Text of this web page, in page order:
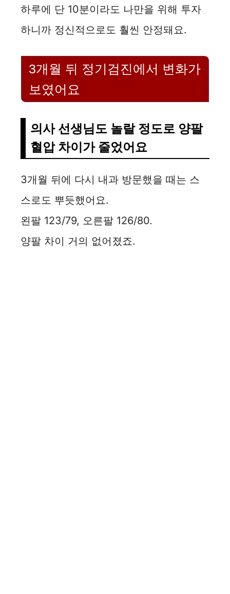
하루에 단 10분이라도 나만을 위해 투자
하니까 정신적으로도 훨씬 안정돼요.
3개월 뒤 정기검진에서 변화가
보였어요
의사 선생님도 놀랄 정도로 양팔
혈압 차이가 줄었어요
3개월 뒤에 다시 내과 방문했을 때는 스
스로도 뿌듯했어요.
왼팔 123/79, 오른팔 126/80.
양팔 차이 거의 없어졌죠.